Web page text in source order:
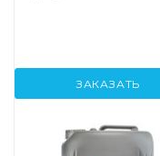
ЗАКАЗАТЬ